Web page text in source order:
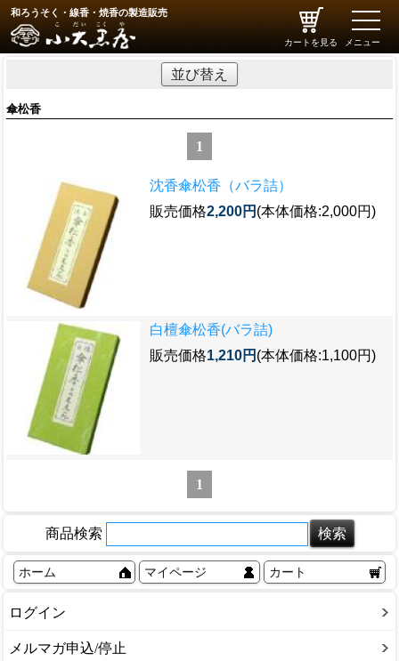
和ろうそく・線香・焼香の製造販売
カートを見る
toggle
メニュー
並び替え
傘松香
1
沈香傘松香（バラ詰）
販売価格2,200円 (本体価格:2,000円)
白檀傘松香(バラ詰)
販売価格1,210円 (本体価格:1,100円)
1
商品検索
ホーム マイページ カート
ログイン
メルマガ申込/停止